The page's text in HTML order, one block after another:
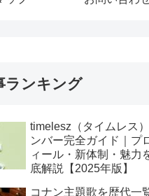
ランキング
timelesz（タイムレス
ンバー完全ガイド｜プ
ィール・新体制・魅力
底解説【2025年版】
コナン主題歌を歴代一